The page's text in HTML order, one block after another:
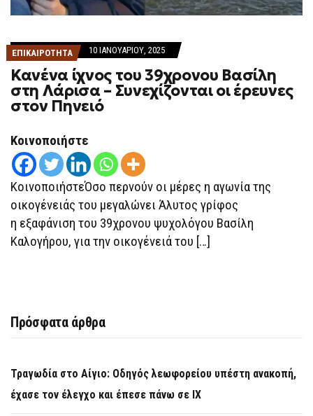
ΕΠΙΚΑΙΡΟΤΗΤΑ 10 ΙΑΝΟΥΑΡΊΟΥ, 2025
Κανένα ίχνος του 39χρονου Βασίλη
στη Λάρισα – Συνεχίζονται οι έρευνες
στον Πηνειό
Κοινοποιήστε
ΚοινοποιήστεΌσο περνούν οι μέρες η αγωνία της
οικογένειάς του μεγαλώνει Άλυτος γρίφος
η εξαφάνιση του 39χρονου ψυχολόγου Βασίλη
Καλογήρου, για την οικογένειά του […]
Πρόσφατα άρθρα
Τραγωδία στο Αίγιο: Οδηγός λεωφορείου υπέστη ανακοπή,
έχασε τον έλεγχο και έπεσε πάνω σε ΙΧ